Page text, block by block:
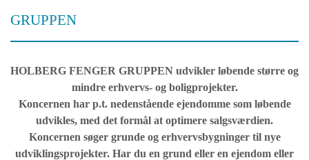
GRUPPEN
HOLBERG FENGER GRUPPEN udvikler løbende større og
mindre erhvervs- og boligprojekter.
Koncernen har p.t. nedenstående ejendomme som løbende
udvikles, med det formål at optimere salgsværdien.
Koncernen søger grunde og erhvervsbygninger til nye
udviklingsprojekter. Har du en grund eller en ejendom eller